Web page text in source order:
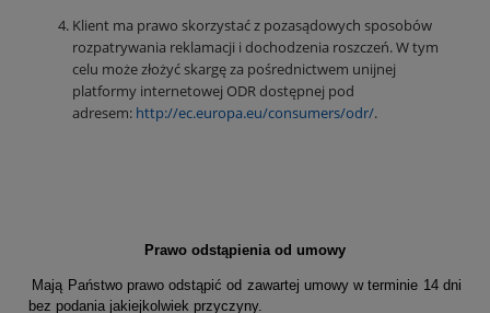
Klient ma prawo skorzystać z pozasądowych sposobów
rozpatrywania reklamacji i dochodzenia roszczeń. W tym
celu może złożyć skargę za pośrednictwem unijnej
platformy internetowej ODR dostępnej pod
adresem: http://ec.europa.eu/consumers/odr/.
Prawo odstąpienia od umowy
Mają Państwo prawo odstąpić od zawartej umowy w terminie 14 dni
bez podania jakiejkolwiek przyczyny.